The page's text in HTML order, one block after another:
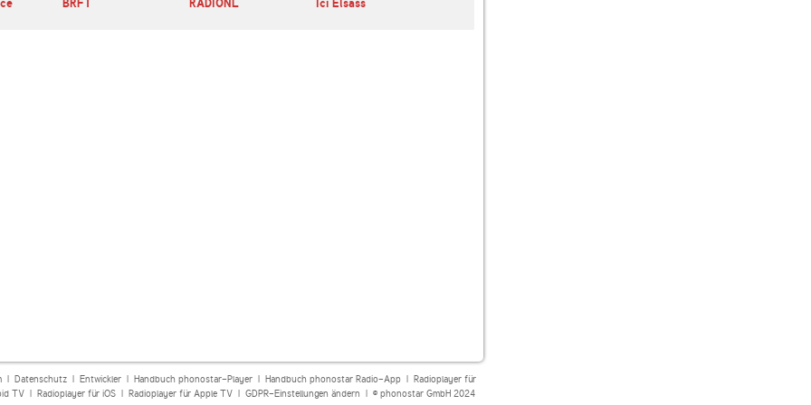
BRF1 RADIONL Ici Elsass
| Datenschutz| Entwickler| Handbuch phonostar-Player| Handbuch phonostar Radio-App| Radioplayer für
TV| Radioplayer für iOS| Radioplayer für Apple TV| GDPR-Einstellungen ändern | © phonostar GmbH 2024